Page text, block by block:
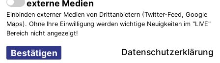
verfolgten am
16.10.2015 die
externe Medien
Einbinden externer Medien von Drittanbietern (Twitter-Feed, Google
Maps). Ohne Ihre Einwilligung werden wichtige Neuigkeiten im "LIVE"
Bereich nicht angezeigt!
Datenschutzerklärung